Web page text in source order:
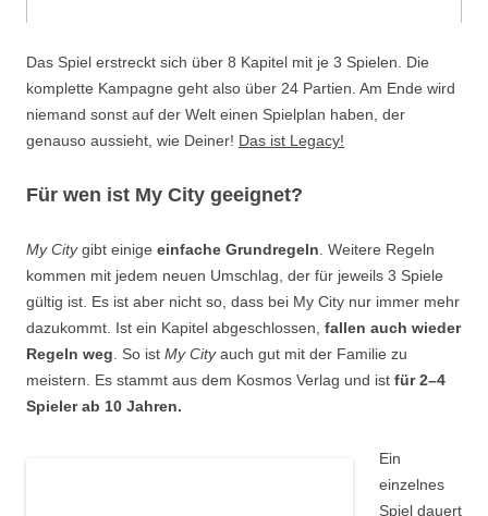
Das Spiel erstreckt sich über 8 Kapitel mit je 3 Spielen. Die
komplette Kampagne geht also über 24 Partien. Am Ende wird
niemand sonst auf der Welt einen Spielplan haben, der
genauso aussieht, wie Deiner! Das ist Legacy!
Für wen ist My City geeignet?
My Citygibt einige einfache Grundregeln. Weitere Regeln
kommen mit jedem neuen Umschlag, der für jeweils 3 Spiele
gültig ist. Es ist aber nicht so, dass bei My City nur immer mehr
dazukommt. Ist ein Kapitel abgeschlossen, fallen auch wieder
Regeln weg. So ist My Cityauch gut mit der Familie zu
meistern. Es stammt aus dem Kosmos Verlag und ist für 2–4
Spieler ab 10 Jahren.
Ein
einzelnes
Spiel dauert